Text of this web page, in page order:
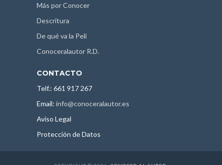
Más por Conocer
Descritura
De qué va la Peli
Conoceralautor R.D.
CONTACTO
Telf.: 661 917 267
Email: info@conoceralautor.es
Aviso Legal
Protección de Datos